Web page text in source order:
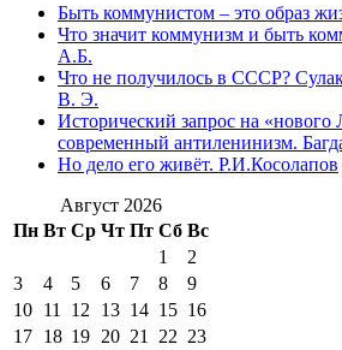
Быть коммунистом – это образ
Что значит коммунизм и быть
А.Б.
Что не получилось в СССР?
В. Э.
Исторический запрос на «нового
современный антиленинизм.
Но дело его живёт. Р.И.Косолапов
Август 2026
Пн Вт Ср Чт Пт Сб Вс
1
2
3
4 5 6 7 8
9
10 11 12 13 14 15 16
17 18 19 20 21 22 23